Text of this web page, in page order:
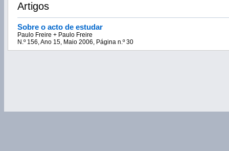
Artigos
Sobre o acto de estudar
Paulo Freire + Paulo Freire
N.º 156, Ano 15, Maio 2006, Página n.º 30